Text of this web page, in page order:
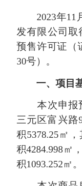
2023年11月
发有限公司取
预售许可证（
30号）。
一、项目
本次申报预
三元区富兴路
积5378.25㎡
积4284.998㎡
积1093.252㎡。